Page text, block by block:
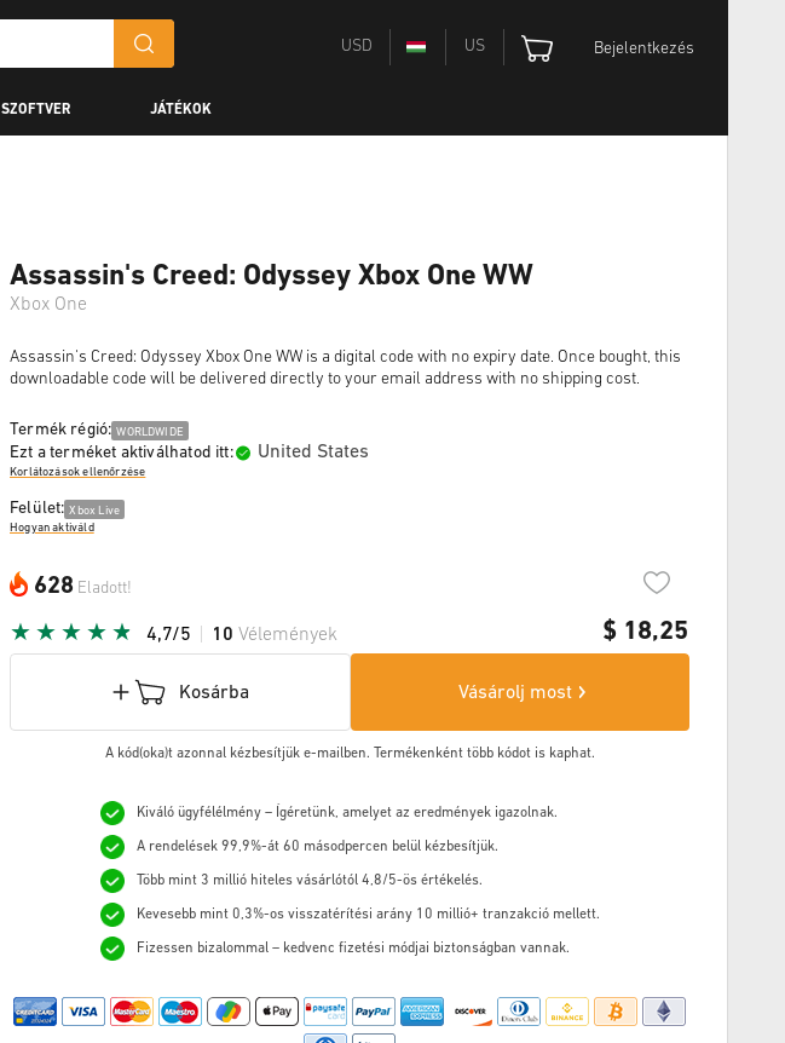
USD US Bejelentkezés
SZOFTVER JÁTÉKOK
Assassin's Creed: Odyssey Xbox One WW
Xbox One
Assassin's Creed: Odyssey Xbox One WW is a digital code with no expiry date. Once bought, this
downloadable code will be delivered directly to your email address with no shipping cost.
Termék régió: WORLDWIDE
Ezt a terméket aktiválhatod itt: United States
Korlátozások ellenőrzése
Felület: Xbox Live
Hogyan aktiváld
628 Eladott!
$ 18,25
4,7/5 10 Vélemények
Kosárba Vásárolj most
A kód(oka)t azonnal kézbesítjük e-mailben. Termékenként több kódot is kaphat.
Kiváló ügyfélélmény – Ígéretünk, amelyet az eredmények igazolnak.
A rendelések 99,9%-át 60 másodpercen belül kézbesítjük.
Több mint 3 millió hiteles vásárlótól 4,8/5-ös értékelés.
Kevesebb mint 0,3%-os visszatérítési arány 10 millió+ tranzakció mellett.
Fizessen bizalommal – kedvenc fizetési módjai biztonságban vannak.